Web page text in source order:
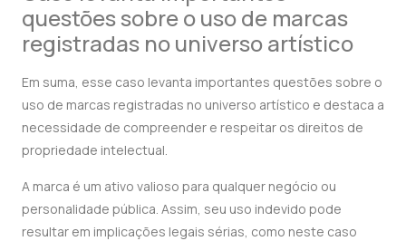
questões sobre o uso de marcas
registradas no universo artístico
Em suma, esse caso levanta importantes questões sobre o
uso de marcas registradas no universo artístico e destaca a
necessidade de compreender e respeitar os direitos de
propriedade intelectual.
A marca é um ativo valioso para qualquer negócio ou
personalidade pública. Assim, seu uso indevido pode
resultar em implicações legais sérias, como neste caso